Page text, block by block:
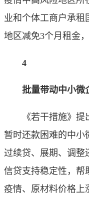
业和个体工商户承租
地区减免3个月租金
4
批量带动中小微
《若干措施》提
暂时还款困难的中小
过续贷、展期、调整
信贷支持稳定性，帮
疫情、原材料价格上